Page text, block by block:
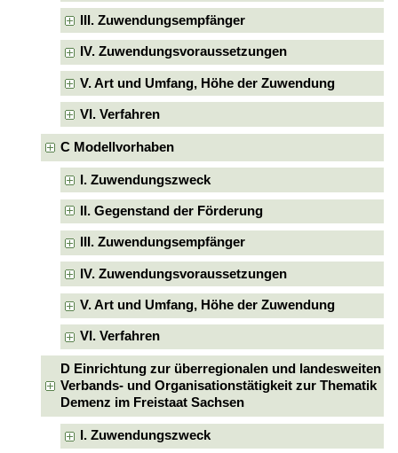
III. Zuwendungsempfänger
IV. Zuwendungsvoraussetzungen
V. Art und Umfang, Höhe der Zuwendung
VI. Verfahren
C Modellvorhaben
I. Zuwendungszweck
II. Gegenstand der Förderung
III. Zuwendungsempfänger
IV. Zuwendungsvoraussetzungen
V. Art und Umfang, Höhe der Zuwendung
VI. Verfahren
D Einrichtung zur überregionalen und landesweiten
Verbands- und Organisationstätigkeit zur Thematik
Demenz im Freistaat Sachsen
I. Zuwendungszweck